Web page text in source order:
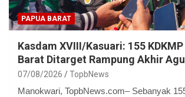
PAPUA BARAT
Kasdam XVIII/Kasuari: 155
Barat Ditarget Rampung Akhir
07/08/2026 TopbNews
Manokwari, TopbNews.com– Sebanyak